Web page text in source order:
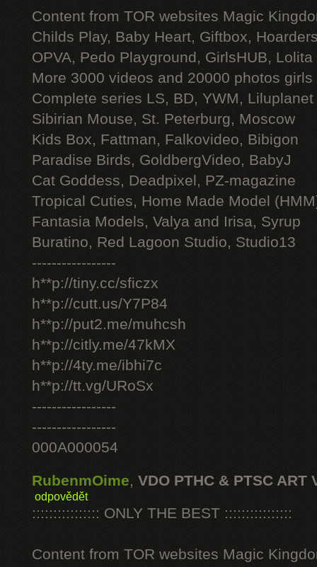
Content from TOR websites Magic
Childs Play, Baby Heart, Giftbox,
OPVA, Pedo Playground, GirlsHUB, Lolita
More 3000 videos and 20000 photos
Complete series LS, BD, YWM, Liluplanet
Sibirian Mouse, St. Peterburg, Moscow
Kids Box, Fattman, Falkovideo, Bibigon
Paradise Birds, GoldbergVideo, BabyJ
Cat Goddess, Deadpixel, PZ-magazine
Tropical Cuties, Home Made Model
Fantasia Models, Valya and Irisa, Syrup
Buratino, Red Lagoon Studio, Studio13
-----------------
h**p://tiny.cc/sficzx
h**p://cutt.us/Y7P84
h**p://put2.me/muhcsh
h**p://citly.me/47kMX
h**p://4ty.me/ibhi7c
h**p://tt.vg/URoSx
-----------------
-----------------
000A000054
RubenmOime, VDO PTHC & PTSC ART
odpovědět
:::::::::::::::: ONLY THE BEST ::::::::::::::::
Content from TOR websites Magic